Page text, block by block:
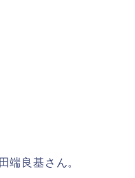
端良基さん。